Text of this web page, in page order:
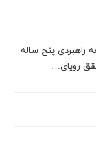
راهبردی پنج ساله
رویای…